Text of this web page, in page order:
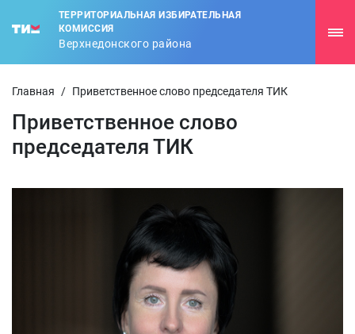
ТЕРРИТОРИАЛЬНАЯ ИЗБИРАТЕЛЬНАЯ
КОМИССИЯ
Верхнедонского района
Главная / Приветственное слово председателя ТИК
Приветственное слово
председателя ТИК